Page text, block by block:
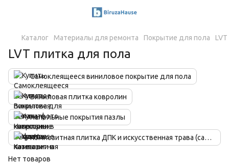
Каталог Материалы для ремонта Покрытие для пола
LVT плитка для пола
Самоклеящееся виниловое покрытие для пола
Виниловая плитка ковролин
Напольные покрытия пазлы
Композитная плитка ДПК и искусственная трава (садовый декинг)
Нет товаров